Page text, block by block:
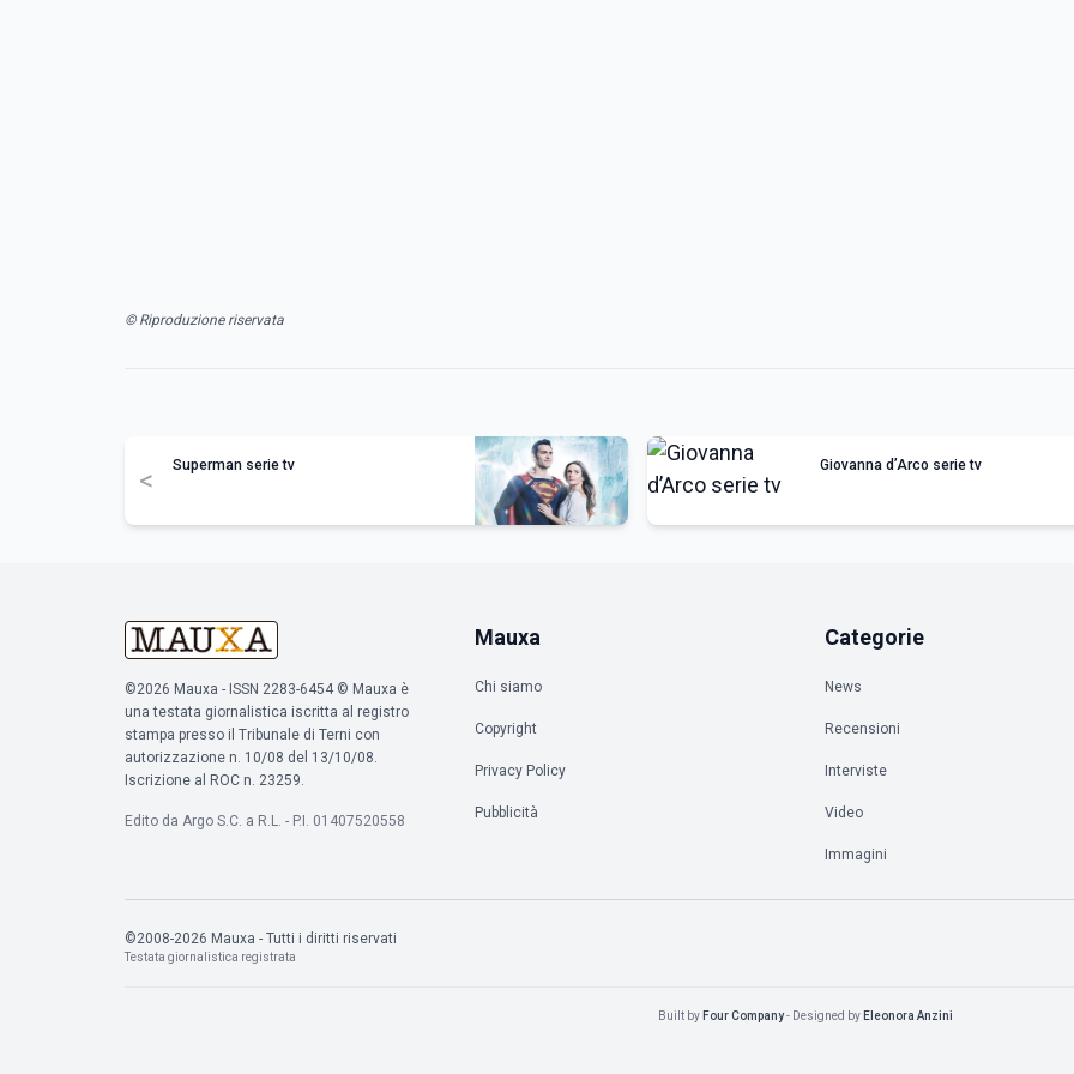
© Riproduzione riservata
< Superman serie tv Giovanna d’Arco serie tv
©2026 Mauxa - ISSN 2283-6454 © Mauxa è
una testata giornalistica iscritta al registro
stampa presso il Tribunale di Terni con
autorizzazione n. 10/08 del 13/10/08.
Iscrizione al ROC n. 23259.
Edito da Argo S.C. a R.L. - P.I. 01407520558
Mauxa
Chi siamo
Copyright
Privacy Policy
Pubblicità
Categorie
News
Recensioni
Interviste
Video
Immagini
©2008-2026 Mauxa - Tutti i diritti riservati
Testata giornalistica registrata
Built by Four Company- Designed by Eleonora Anzini